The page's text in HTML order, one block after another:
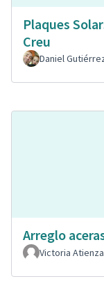
Plaques
Creu
Daniel
Arreglo
Victoria Atienza